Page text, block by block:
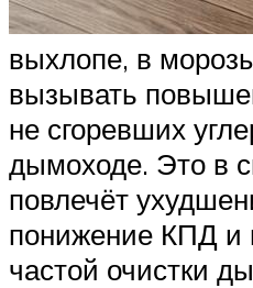
выхлопе, в
вызывать
не сгоревших
дымоходе. Это в
повлечёт
понижение КПД и
частой очистки